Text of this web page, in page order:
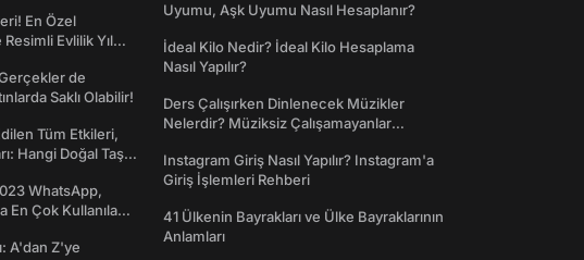
En Özel
Evlilik Yıl
de
Saklı Olabilir!
Tüm Etkileri,
Hangi Doğal Taş
WhatsApp,
En Çok Kullanılan
A'dan Z'ye
Uyumu, Aşk Uyumu Nasıl Hesaplanır?
İdeal Kilo Nedir? İdeal Kilo Hesaplama
Nasıl Yapılır?
Ders Çalışırken Dinlenecek Müzikler
Nelerdir? Müziksiz Çalışamayanlar
Instagram Giriş Nasıl Yapılır? Instagram'a
Giriş İşlemleri Rehberi
41 Ülkenin Bayrakları ve Ülke Bayraklarının
Anlamları